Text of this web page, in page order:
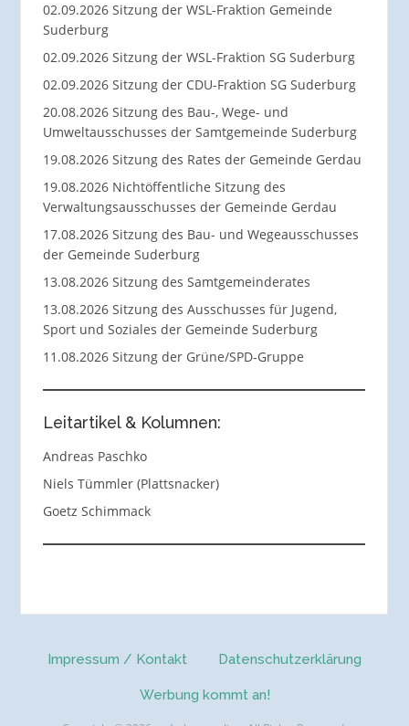
02.09.2026 Sitzung der WSL-Fraktion Gemeinde
Suderburg
02.09.2026 Sitzung der WSL-Fraktion SG Suderburg
02.09.2026 Sitzung der CDU-Fraktion SG Suderburg
20.08.2026 Sitzung des Bau-, Wege- und
Umweltausschusses der Samtgemeinde Suderburg
19.08.2026 Sitzung des Rates der Gemeinde Gerdau
19.08.2026 Nichtöffentliche Sitzung des
Verwaltungsausschusses der Gemeinde Gerdau
17.08.2026 Sitzung des Bau- und Wegeausschusses
der Gemeinde Suderburg
13.08.2026 Sitzung des Samtgemeinderates
13.08.2026 Sitzung des Ausschusses für Jugend,
Sport und Soziales der Gemeinde Suderburg
11.08.2026 Sitzung der Grüne/SPD-Gruppe
Leitartikel & Kolumnen:
Andreas Paschko
Niels Tümmler (Plattsnacker)
Goetz Schimmack
Impressum / Kontakt Datenschutzerklärung
Werbung kommt an!